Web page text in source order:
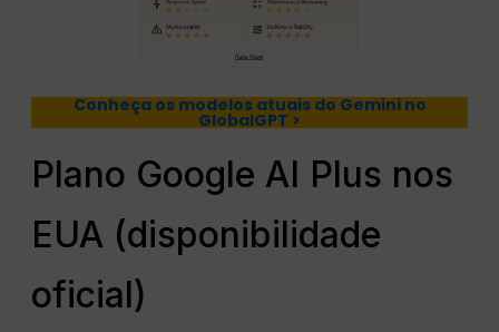
Conheça os modelos atuais do Gemini no
GlobalGPT >
Plano Google AI Plus nos
EUA (disponibilidade
oficial)